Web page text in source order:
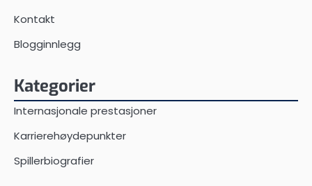
Kontakt
Blogginnlegg
Kategorier
Internasjonale prestasjoner
Karrierehøydepunkter
Spillerbiografier